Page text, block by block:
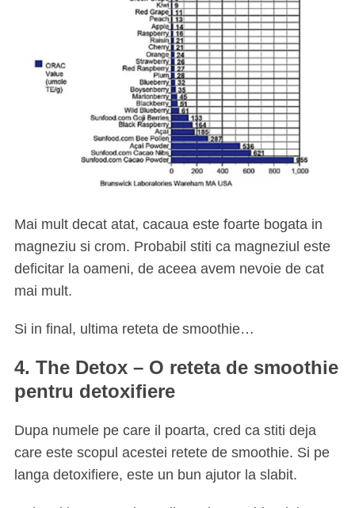
Mai mult decat atat, cacaua este foarte bogata in
magneziu si crom. Probabil stiti ca magneziul este
deficitar la oameni, de aceea avem nevoie de cat
mai mult.
Si in final, ultima reteta de smoothie…
4. The Detox – O reteta de smoothie
pentru detoxifiere
Dupa numele pe care il poarta, cred ca stiti deja
care este scopul acestei retete de smoothie. Si pe
langa detoxifiere, este un bun ajutor la slabit.